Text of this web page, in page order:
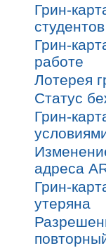
Грин-
студентов
Грин-
работе
Лотерея
Статус
Грин-
адреса
Грин-
утеряна